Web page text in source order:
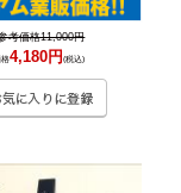
考価格11,000円
格4,180円(税込)